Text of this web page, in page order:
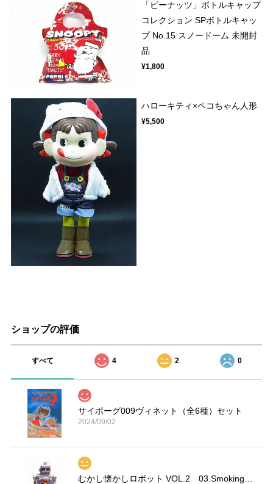
「ピーナッツ」ボトルキャップ
コレクション SPボトルキャッ
プ No.15 スノードーム 未開封
品
¥1,800
ハローキティ×ペコちゃん人形
¥5,500
ショップの評価
すべて 4 2 0
サイボーグ009ヴィネット（全6種）セット
2024/09/02